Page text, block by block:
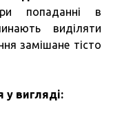
попаданні в
виділяти
замішане тісто
у вигляді: